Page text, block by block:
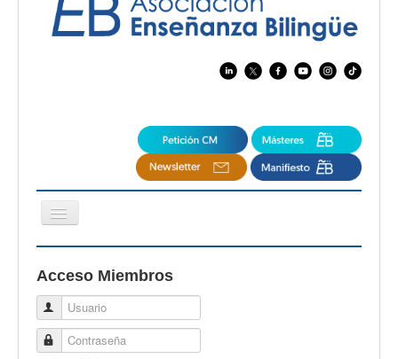
Cambiar
navegación
CertAcleB
Profesores Visitantes
Calidad
Acceso Miembros
Usuario
Contraseña